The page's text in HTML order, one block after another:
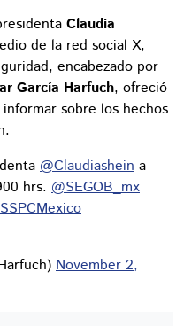
Claudia
de la red social X,
encabezado por
García Harfuch, ofreció
sobre los hechos
@Claudiashein a
hrs. @SEGOB_mx
November 2,